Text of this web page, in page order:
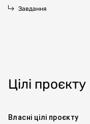
Завдання
Цілі проєкту
Власні цілі проєкту